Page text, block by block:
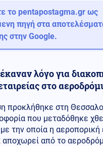
το pentapostagma.gr ως
πηγή στα
στην Google.
λόγο για
στο
προκλήθηκε στη
που μεταδόθηκε
την οποία η αεροπορική
από το